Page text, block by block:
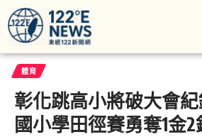
體育
彰化跳高小將破大會
國小學田徑賽勇奪1金2